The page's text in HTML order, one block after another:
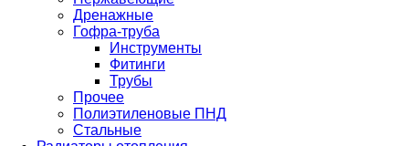
Дренажные
Гофра-труба
Инструменты
Фитинги
Трубы
Прочее
Полиэтиленовые ПНД
Стальные